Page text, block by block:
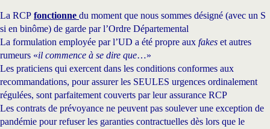
La RCP fonctionne du moment que nous sommes désigné (avec un S
si en binôme) de garde par l’Ordre Départemental
La formulation employée par l’UD a été propre aux fakes et autres
rumeurs «il commence à se dire que…»
Les praticiens qui exercent dans les conditions conformes aux
recommandations, pour assurer les SEULES urgences ordinalement
régulées, sont parfaitement couverts par leur assurance RCP
Les contrats de prévoyance ne peuvent pas soulever une exception de
pandémie pour refuser les garanties contractuelles dès lors que le